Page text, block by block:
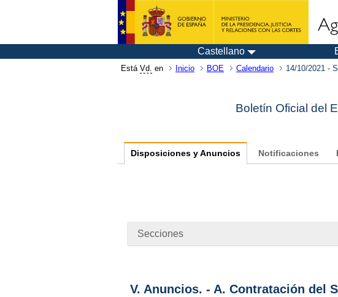
Castellano
Está Vd. en Inicio BOE Calendario 14/10/2021 -
Boletín Oficial del
Disposiciones y Anuncios Notificaciones
Secciones
V. Anuncios. - A. Contratación del